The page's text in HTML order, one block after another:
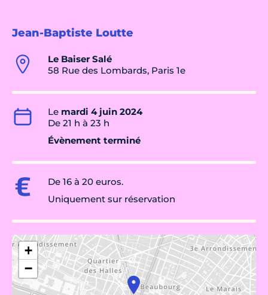
Jean-Baptiste Loutte
Le Baiser Salé
58 Rue des Lombards, Paris 1e
Le mardi 4 juin 2024
De 21 h à 23 h
Évènement terminé
De 16 à 20 euros.
Uniquement sur réservation
+
−